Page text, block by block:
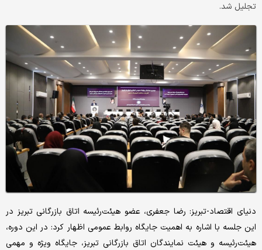
تجلیل شد.
دنیای اقتصاد-تبریز: رضا جعفری، عضو هیئت‌رئیسه اتاق بازرگانی تبریز در
این جلسه با اشاره به اهمیت جایگاه روابط عمومی اظهار کرد: در این دوره،
هیئت‌رئیسه و هیئت نمایندگان اتاق بازرگانی تبریز، جایگاه ویژه و مهمی